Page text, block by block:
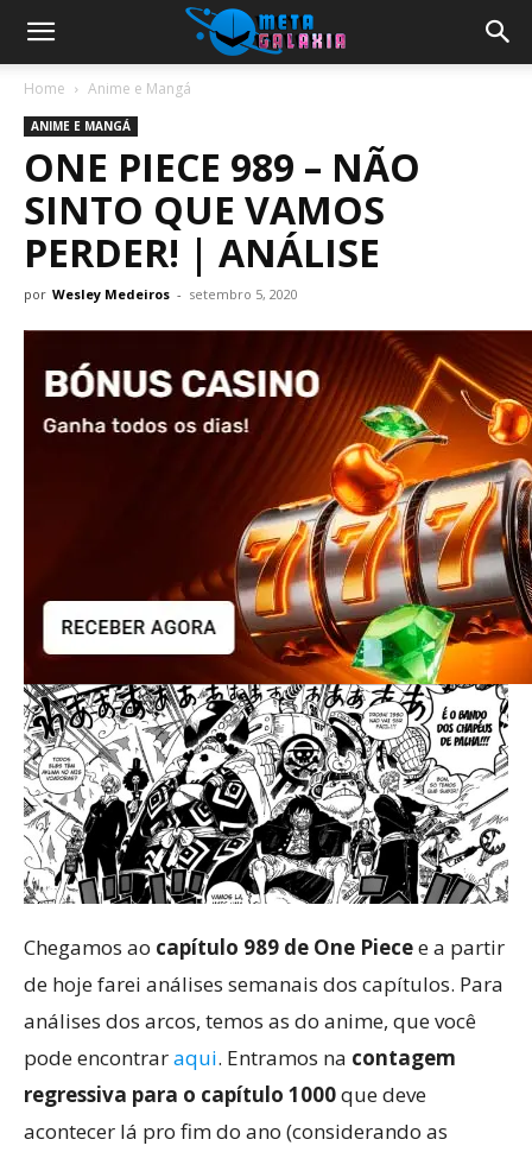
Home Anime e Mangá
ANIME E MANGÁ
ONE PIECE 989 – NÃO
SINTO QUE VAMOS
PERDER! | ANÁLISE
por Wesley Medeiros - setembro 5, 2020
Chegamos ao capítulo 989 de One Piecee a partir
de hoje farei análises semanais dos capítulos. Para
análises dos arcos, temos as do anime, que você
pode encontraraqui. Entramos na contagem
regressiva para o capítulo 1000que deve
acontecer lá pro fim do ano (considerando as